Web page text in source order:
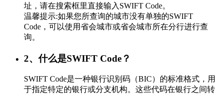
址，请在搜索框里直接输入SWIFT Code。
温馨提示:如果您所查询的城市没有单独的SWIFT
Code，可以使用省会城市或省会城市所在分行进行查
询。
2、什么是SWIFT Code？
SWIFT Code是一种银行识别码（BIC）的标准格式，用
于指定特定的银行或分支机构。这些代码在银行之间转